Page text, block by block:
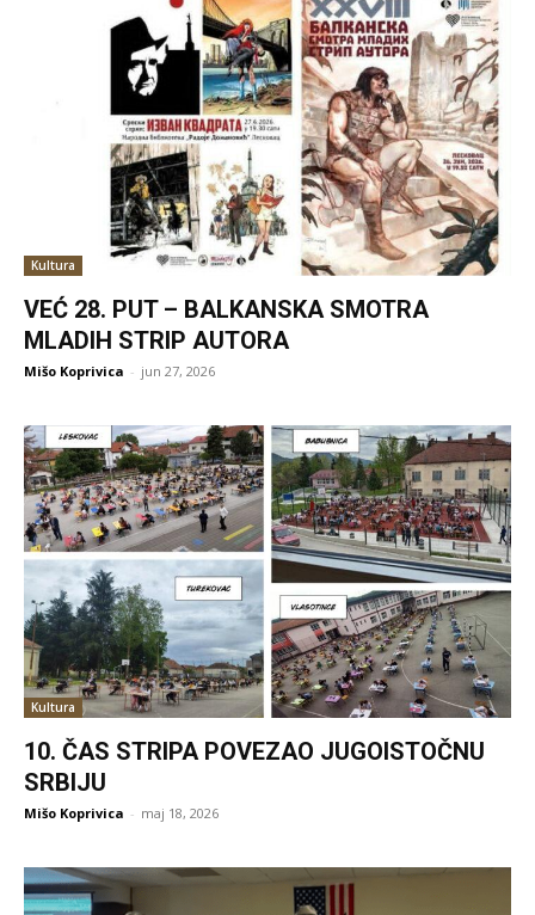
Kultura
VEĆ 28. PUT – BALKANSKA SMOTRA
MLADIH STRIP AUTORA
Mišo Koprivica - jun 27, 2026
Kultura
10. ČAS STRIPA POVEZAO JUGOISTOČNU
SRBIJU
Mišo Koprivica - maj 18, 2026